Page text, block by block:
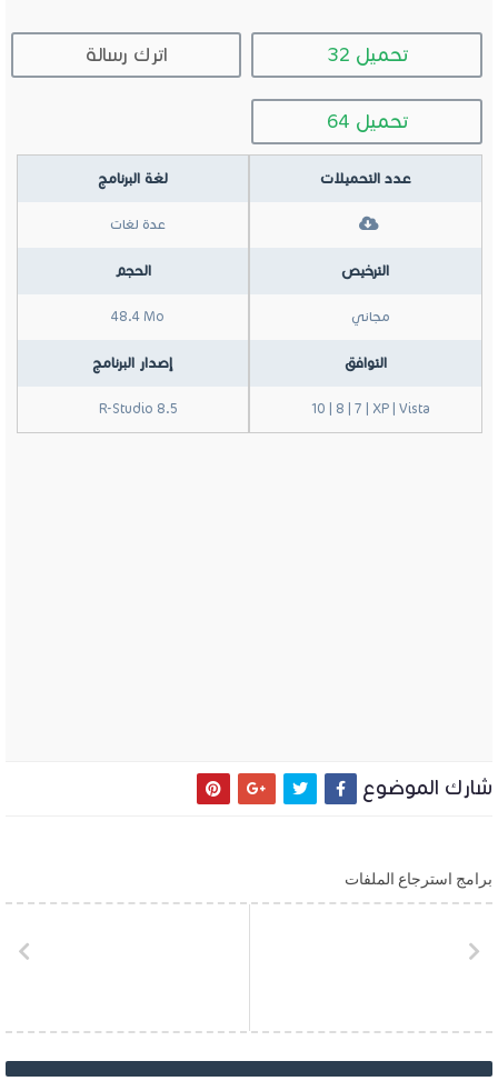
اترك رسالة 32 تحميل
64 تحميل
عدد التحميلات
الترخيص
مجاني
التوافق
10 | 8 | 7 | XP | Vista
لغة البرنامج
عدة لغات
الحجم
48.4 Mo
إصدار البرنامج
R-Studio 8.5
شارك الموضوع
برامج استرجاع الملفات